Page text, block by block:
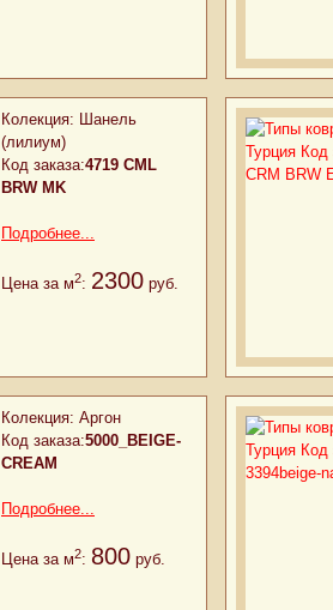
Колекция: Шанель
(лилиум)
Код заказа:4719 CML
BRW MK
Подробнее...
Цена за м2: 2300 руб.
Колекция: Аргон
Код заказа:5000_BEIGE-
CREAM
Подробнее...
Цена за м2: 800 руб.